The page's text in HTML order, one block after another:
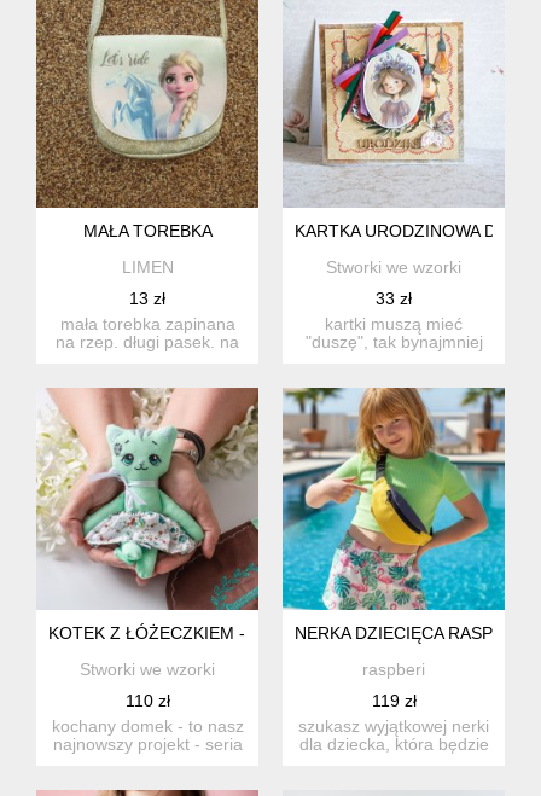
MAŁA TOREBKA
LIMEN
13 zł
mała torebka zapinana
na rzep. długi pasek. na
KARTKA URODZINOWA DLA
Stworki we wzorki
33 zł
kartki muszą mieć
"duszę", tak bynajmniej
KOTEK Z ŁÓŻECZKIEM - MIĘTULKA - SERIA KOCHANY
Stworki we wzorki
110 zł
kochany domek - to nasz
najnowszy projekt - seria
NERKA DZIECIĘCA
raspberi
119 zł
szukasz wyjątkowej nerki
dla dziecka, która będzie